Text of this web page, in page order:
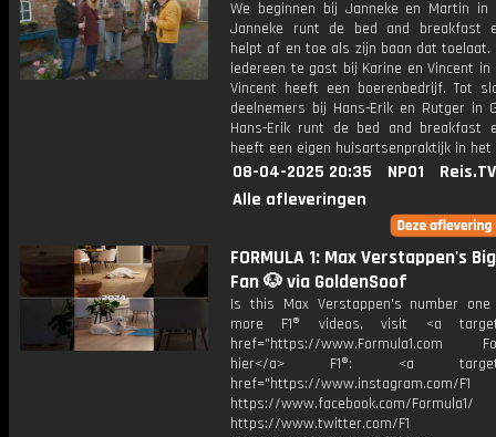
We beginnen bij Janneke en Martin in
Janneke runt de bed and breakfast
helpt af en toe als zijn baan dat toelaat.
iedereen te gast bij Karine en Vincent in
Vincent heeft een boerenbedrijf. Tot
deelnemers bij Hans-Erik en Rutger in
Hans-Erik runt de bed and breakfast
heeft een eigen huisartsenpraktijk in het
08-04-2025 20:35 NPO1
Reis.TV
Alle afleveringen
FORMULA 1: Max Verstappen's
Fan 🐶 via GoldenSoof
Is this Max Verstappen's number
more F1® videos, visit <a
href="https://www.Formula1.com
hier</a> F1®: <a
href="https://www.instagram.com/F1
https://www.facebook.com/Formula1/
https://www.twitter.com/F1